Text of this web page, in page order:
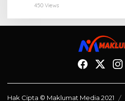
450 Views
Hak Cipta © Maklumat Media 2021